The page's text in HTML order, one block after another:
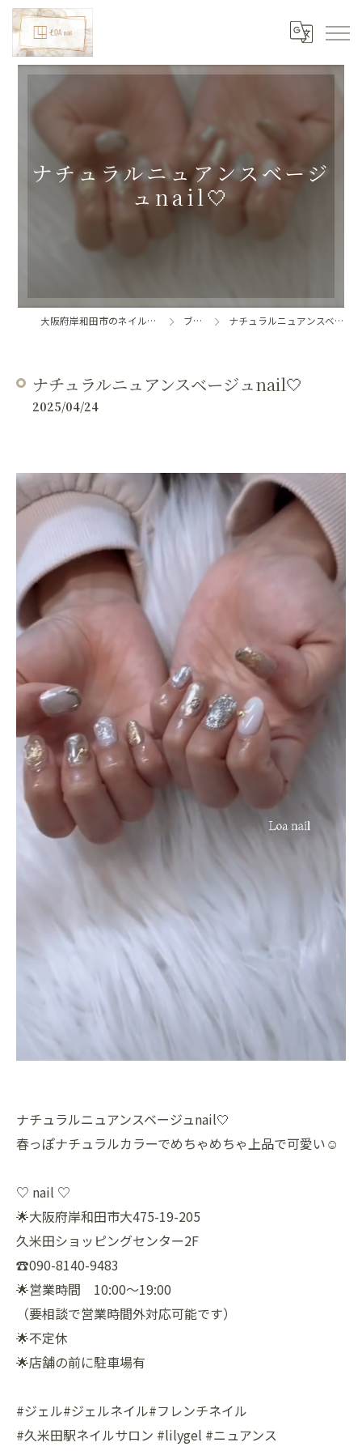
ナチュラルニュアンスベージ
ュnail🤍
大阪府岸和田市のネイルならLoa nail ブログ ナチュラルニュアンスベージュnail🤍
ナチュラルニュアンスベージュnail🤍
2025/04/24
ナチュラルニュアンスベージュnail🤍
春っぽナチュラルカラーでめちゃめちゃ上品で可愛い☺️
♡ nail ♡
🌟大阪府岸和田市大475-19-205
久米田ショッピングセンター2F
☎️090-8140-9483
🌟営業時間 10:00〜19:00
（要相談で営業時間外対応可能です）
🌟不定休
🌟店舗の前に駐車場有
#ジェル#ジェルネイル#フレンチネイル
#久米田駅ネイルサロン #lilygel #ニュアンス